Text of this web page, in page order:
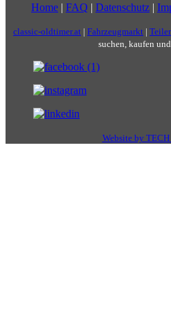
Home | FAQ | Datenschutz |
classic-oldtimer.at | Fahrzeugmarkt |
suchen, kaufen
Website by